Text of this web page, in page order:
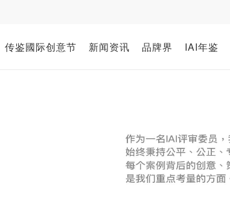
传鉴國际创意节 新闻资讯 品牌界 IAI年鉴